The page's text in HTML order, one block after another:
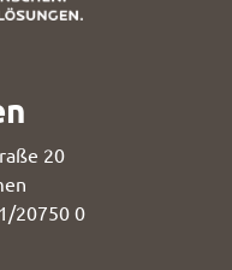
20
20750 0